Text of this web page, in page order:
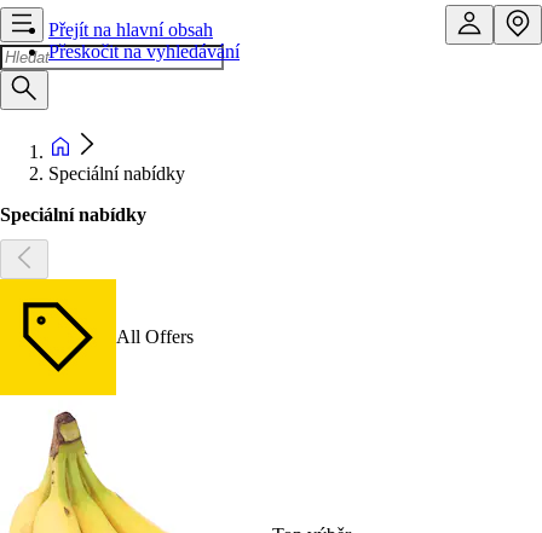
Přejít na hlavní obsah
Přeskočit na vyhledávání
Speciální nabídky
Speciální nabídky
All Offers